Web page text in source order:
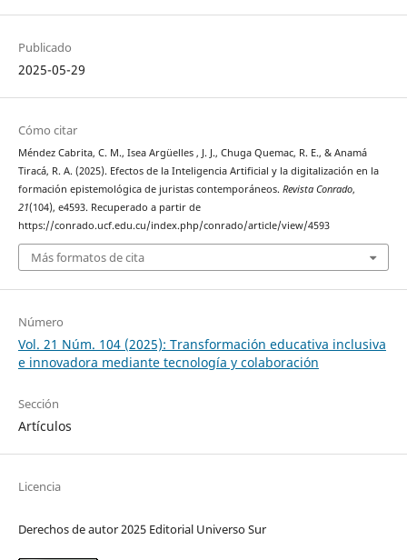
Publicado
2025-05-29
Cómo citar
Méndez Cabrita, C. M., Isea Argüelles , J. J., Chuga Quemac, R. E., & Anamá
Tiracá, R. A. (2025). Efectos de la Inteligencia Artificial y la digitalización en la
formación epistemológica de juristas contemporáneos. Revista Conrado,
21(104), e4593. Recuperado a partir de
https://conrado.ucf.edu.cu/index.php/conrado/article/view/4593
Más formatos de cita
Número
Vol. 21 Núm. 104 (2025): Transformación educativa inclusiva
e innovadora mediante tecnología y colaboración
Sección
Artículos
Licencia
Derechos de autor 2025 Editorial Universo Sur